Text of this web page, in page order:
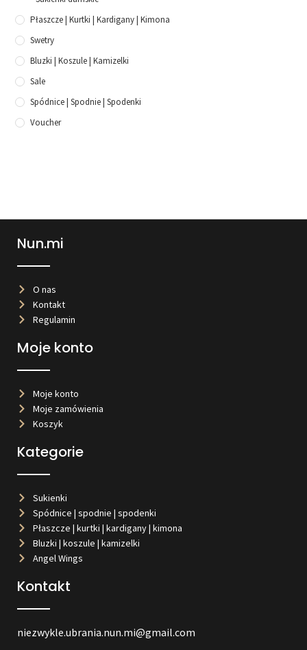
Płaszcze | Kurtki | Kardigany | Kimona
Swetry
Bluzki | Koszule | Kamizelki
Sale
Spódnice | Spodnie | Spodenki
Voucher
Nun.mi
O nas
Kontakt
Regulamin
Moje konto
Moje konto
Moje zamówienia
Koszyk
Kategorie
Sukienki
Spódnice | spodnie | spodenki
Płaszcze | kurtki | kardigany | kimona
Bluzki | koszule | kamizelki
Angel Wings
Kontakt
niezwykle.ubrania.nun.mi@gmail.com